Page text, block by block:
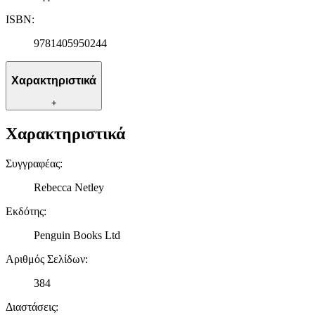
ISBN:
9781405950244
Χαρακτηριστικά
+
Χαρακτηριστικά
Συγγραφέας:
Rebecca Netley
Εκδότης:
Penguin Books Ltd
Αριθμός Σελίδων:
384
Διαστάσεις: